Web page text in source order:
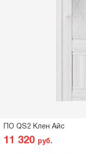
ПО QS2 Клен Айс
11 320 руб.